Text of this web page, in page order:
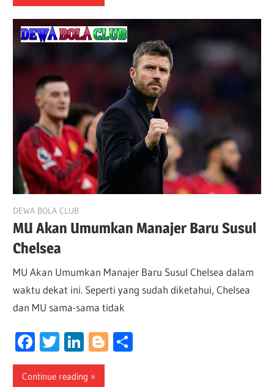
May 17, 2026
DEWA BOLA CLUB
MU Akan Umumkan Manajer Baru Susul
Chelsea
MU Akan Umumkan Manajer Baru Susul Chelsea dalam
waktu dekat ini. Seperti yang sudah diketahui, Chelsea
dan MU sama-sama tidak
Facebook
Twitter
LinkedIn
Blogger
Continue reading